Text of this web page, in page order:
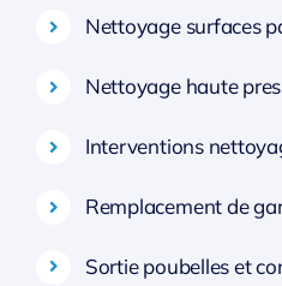
Nettoyage surfaces
Nettoyage haute
Interventions
Remplacement de
Sortie poubelles et